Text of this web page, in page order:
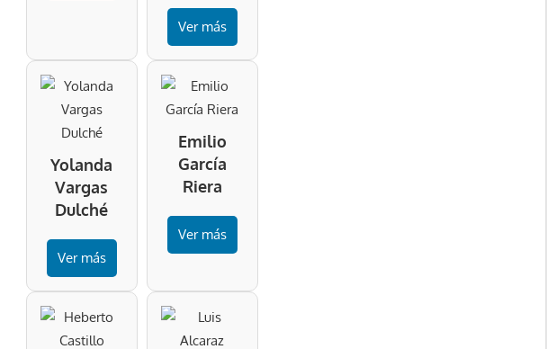
Ver más
Yolanda
Vargas
Dulché
Ver más
Emilio
García
Riera
Ver más